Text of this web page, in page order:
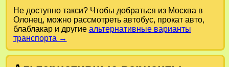
Не доступно такси? Чтобы добраться из Москва в
Олонец, можно рассмотреть автобус, прокат авто,
блаблакар и другие альтернативные варианты
транспорта →